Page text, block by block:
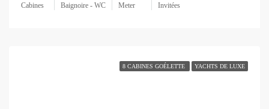
Cabines Baignoire - WC Meter Invitées
8 CABINES GOÉLETTE YACHTS DE LUXE